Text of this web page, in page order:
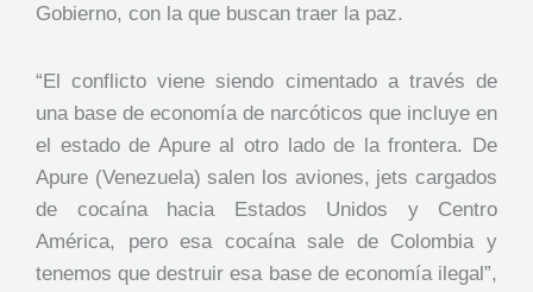
Gobierno, con la que buscan traer la paz.
“El conflicto viene siendo cimentado a través de
una base de economía de narcóticos que incluye en
el estado de Apure al otro lado de la frontera. De
Apure (Venezuela) salen los aviones, jets cargados
de cocaína hacia Estados Unidos y Centro
América, pero esa cocaína sale de Colombia y
tenemos que destruir esa base de economía ilegal”,